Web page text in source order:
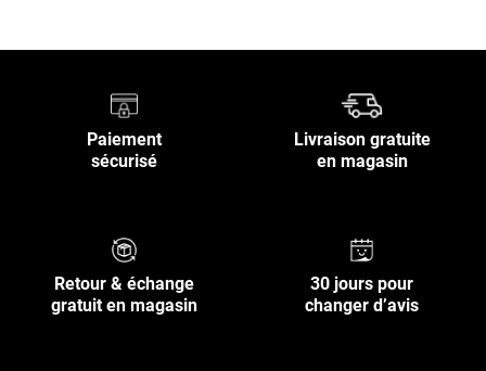
Paiement
sécurisé
Livraison gratuite
en magasin
Retour & échange
gratuit en magasin
30 jours pour
changer d’avis